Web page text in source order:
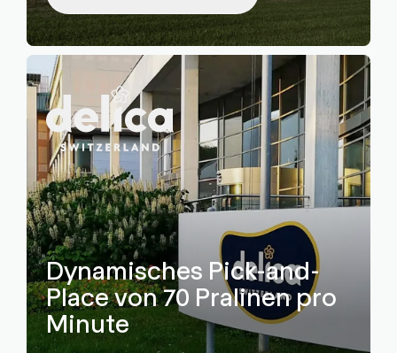
Dynamisches Pick-and-
Place von 70 Pralinen pro
Minute